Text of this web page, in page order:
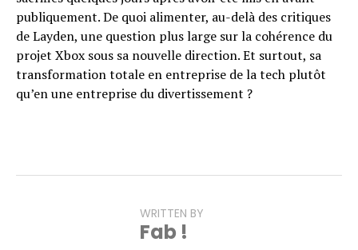
publiquement. De quoi alimenter, au-delà des critiques
de Layden, une question plus large sur la cohérence du
projet Xbox sous sa nouvelle direction. Et surtout, sa
transformation totale en entreprise de la tech plutôt
qu’en une entreprise du divertissement ?
WRITTEN BY
Fab !